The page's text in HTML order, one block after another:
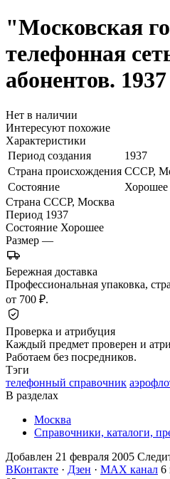
"Московская
телефонная
абонентов. 1937
Нет в наличии
Интересуют похожие
Характеристики
Период создания
1937
Страна происхождения СССР,
Состояние
Хорошее
Страна СССР, Москва
Период 1937
Состояние Хорошее
Размер —
Бережная доставка
Профессиональная упаковка,
от 700 ₽.
Проверка и атрибуция
Каждый предмет проверен и
Работаем без посредников.
Тэги
телефонный справочник
В разделах
Москва
Справочники, каталоги,
Добавлен 21 февраля 2005
ВКонтакте · Дзен · MAX канал 6